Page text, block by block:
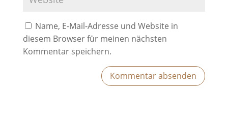
Name, E-Mail-Adresse und Website in
diesem Browser für meinen nächsten
Kommentar speichern.